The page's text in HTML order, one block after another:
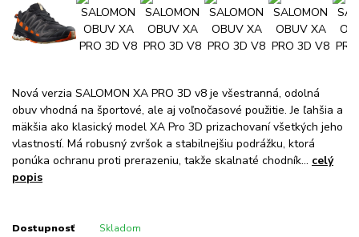
Nová verzia SALOMON XA PRO 3D v8 je všestranná, odolná
obuv vhodná na športové, ale aj voľnočasové použitie. Je ľahšia a
mäkšia ako klasický model XA Pro 3D prizachovaní všetkých jeho
vlastností. Má robusný zvršok a stabilnejšiu podrážku, ktorá
ponúka ochranu proti prerazeniu, takže skalnaté chodník... celý
popis
Dostupnosť Skladom